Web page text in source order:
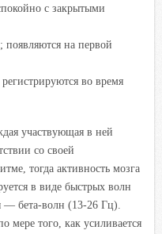
с закрытыми
появляются на первой
во время
участвующая в ней
со своей
тогда активность мозга
в виде быстрых волн
— бета-волн (13-26 Гц).
мере того, как усиливается